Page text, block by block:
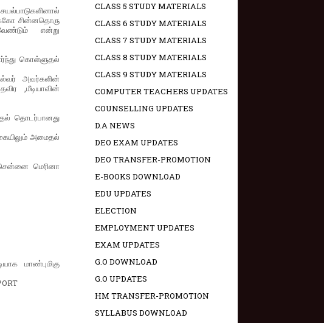
சின்னதொரு
என்று
கொள்ளுதல்
அவர்களின்
,மீடியாவின்
தொடர்பானது
அமைதல்
மெரினா
மாண்புமிகு
CLASS 5 STUDY MATERIALS
CLASS 6 STUDY MATERIALS
CLASS 7 STUDY MATERIALS
CLASS 8 STUDY MATERIALS
CLASS 9 STUDY MATERIALS
COMPUTER TEACHERS UPDATES
COUNSELLING UPDATES
D.A NEWS
DEO EXAM UPDATES
DEO TRANSFER-PROMOTION
E-BOOKS DOWNLOAD
EDU UPDATES
ELECTION
EMPLOYMENT UPDATES
EXAM UPDATES
G.O DOWNLOAD
G.O UPDATES
HM TRANSFER-PROMOTION
SYLLABUS DOWNLOAD